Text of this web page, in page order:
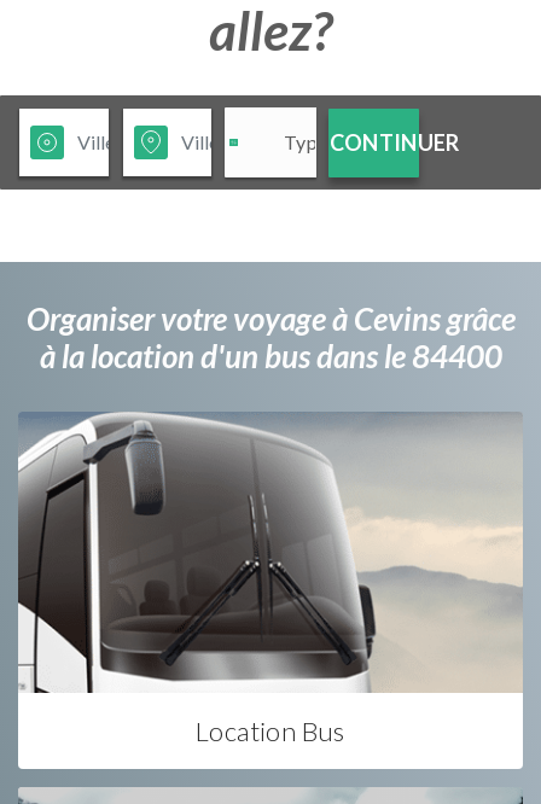
allez?
CONTINUER
Organiser votre voyage à Cevins grâce
à la location d'un bus dans le 84400
Location Bus